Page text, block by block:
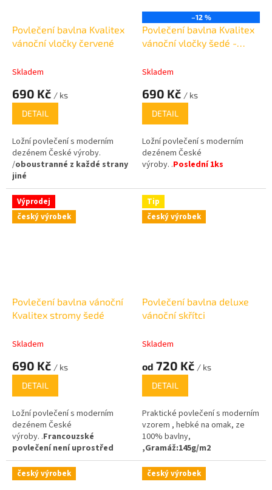
Povlečení bavlna Kvalitex
vánoční vločky červené
Skladem
690 Kč / ks
DETAIL
Ložní povlečení s moderním
dezénem České výroby.
/oboustranné z každé strany
jiné
–12 %
Povlečení bavlna Kvalitex
vánoční vločky šedé -
Skladem
690 Kč / ks
DETAIL
Ložní povlečení s moderním
dezénem České
výroby. .Poslední 1ks
Výprodej
český výrobek
Povlečení bavlna vánoční
Kvalitex stromy šedé
Skladem
690 Kč / ks
DETAIL
Ložní povlečení s moderním
dezénem České
výroby. .Francouzské
povlečení není uprostřed
sešité a dezén není narušen
žádným nevzhledným švem.
(gramáž) tkaniny je 110g/m
Tip
český výrobek
Povlečení bavlna deluxe
vánoční skřítci
Skladem
od 720 Kč / ks
DETAIL
Praktické povlečení s moderním
vzorem , hebké na omak, ze
100% bavlny,
,Gramáž:145g/m2
český výrobek český výrobek